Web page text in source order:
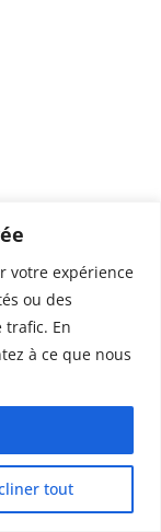
votre expérience
ou des
En
à ce que nous
tout